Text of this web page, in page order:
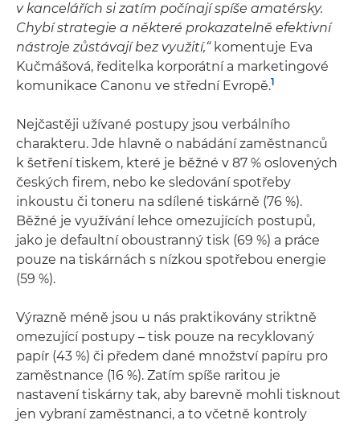
v kancelářích si zatím počínají spíše amatérsky.
Chybí strategie a některé prokazatelně efektivní
nástroje zůstávají bez využití,“komentuje Eva
Kučmášová, ředitelka korporátní a marketingové
komunikace Canonu ve střední Evropě.1
Nejčastěji užívané postupy jsou verbálního
charakteru. Jde hlavně o nabádání zaměstnanců
k šetření tiskem, které je běžné v 87 % oslovených
českých firem, nebo ke sledování spotřeby
inkoustu či toneru na sdílené tiskárně (76 %).
Běžné je využívání lehce omezujících postupů,
jako je defaultní oboustranný tisk (69 %) a práce
pouze na tiskárnách s nízkou spotřebou energie
(59 %).
Výrazně méně jsou u nás praktikovány striktně
omezující postupy – tisk pouze na recyklovaný
papír (43 %) či předem dané množství papíru pro
zaměstnance (16 %). Zatím spíše raritou je
nastavení tiskárny tak, aby barevně mohli tisknout
jen vybraní zaměstnanci, a to včetně kontroly